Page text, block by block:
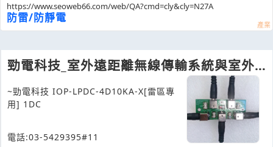
https://www.seoweb66.com/web/QA?cmd=cly&cly=N27A
防雷/防靜電
勁電科技_室外遠距離無線傳輸系統與室外
耐高溫防爆不斷電系統
~勁電科技 IOP-LPDC-4D10KA-X[雷區專
用] 1DC
電話:03-5429395#11